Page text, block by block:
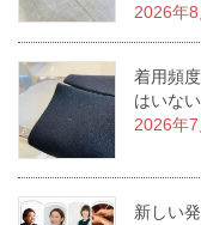
2026年8
着用頻
はいな
2026年7
新しい